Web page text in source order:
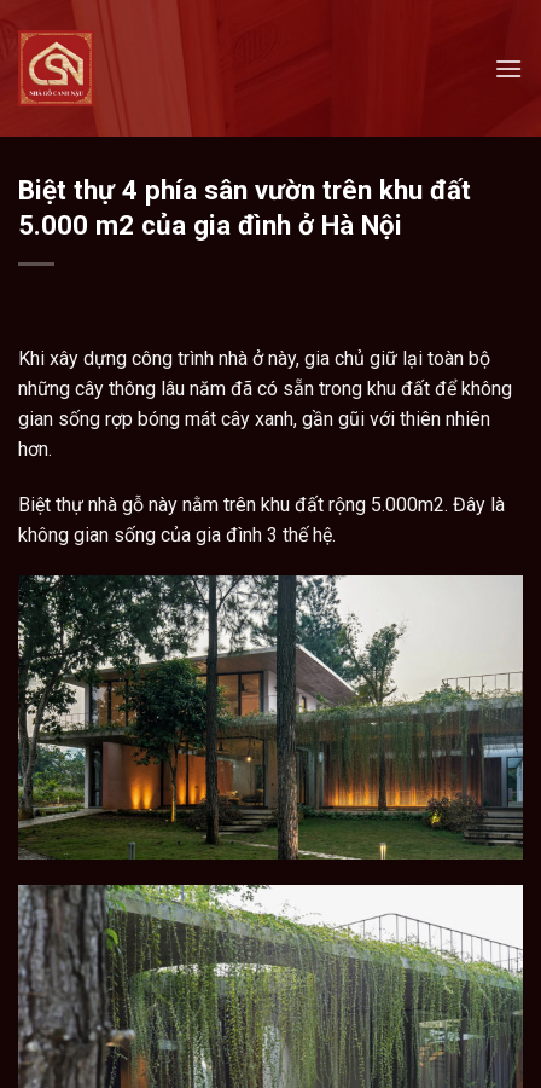
content
Biệt thự 4 phía sân vườn trên khu đất
5.000 m2 của gia đình ở Hà Nội
Khi xây dựng công trình nhà ở này, gia chủ giữ lại toàn bộ
những cây thông lâu năm đã có sẵn trong khu đất để không
gian sống rợp bóng mát cây xanh, gần gũi với thiên nhiên
hơn.
Biệt thự nhà gỗ này nằm trên khu đất rộng 5.000m2. Đây là
không gian sống của gia đình 3 thế hệ.